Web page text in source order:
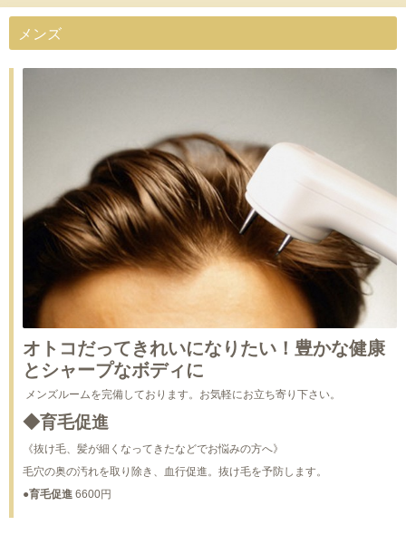
メンズ
オトコだってきれいになりたい！豊かな健康
とシャープなボディに
メンズルームを完備しております。お気軽にお立ち寄り下さい。
◆育毛促進
《抜け毛、髪が細くなってきたなどでお悩みの方へ》
毛穴の奥の汚れを取り除き、血行促進。抜け毛を予防します。
●育毛促進 6600円